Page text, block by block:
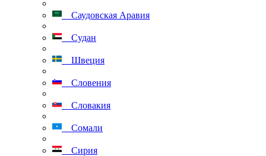
Саудовская Аравия
Судан
Швеция
Словения
Словакия
Сомали
Сирия